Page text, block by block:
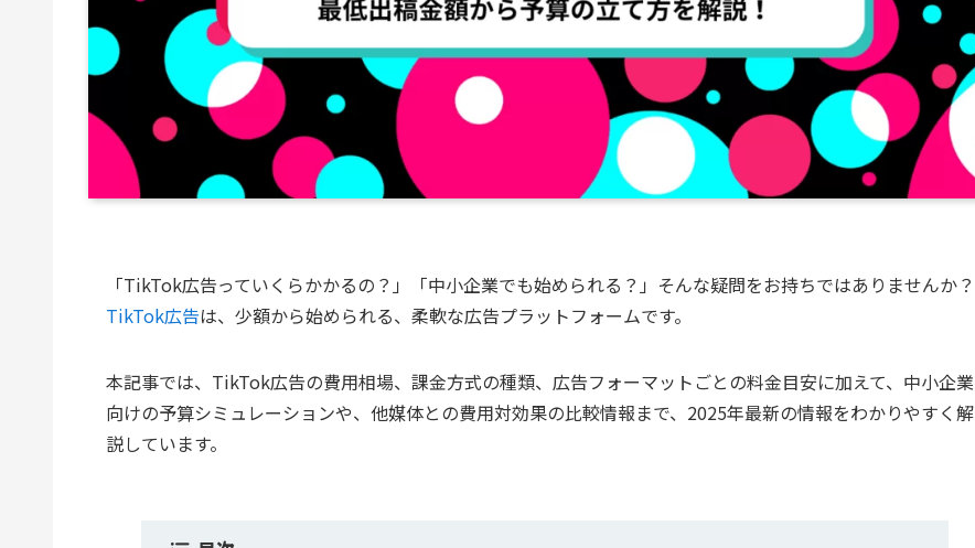
「TikTok広告っていくらかかるの？」「中小企業でも始められる？」そんな疑問をお持ちではありませんか？
TikTok広告は、少額から始められる、柔軟な広告プラットフォームです。
本記事では、TikTok広告の費用相場、課金方式の種類、広告フォーマットごとの料金目安に加えて、中小企業
向けの予算シミュレーションや、他媒体との費用対効果の比較情報まで、2025年最新の情報をわかりやすく解
説しています。